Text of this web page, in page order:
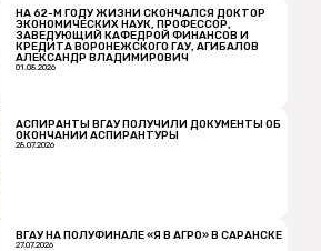
НА 62-М ГОДУ ЖИЗНИ СКОНЧАЛСЯ ДОКТОР
ЭКОНОМИЧЕСКИХ НАУК, ПРОФЕССОР,
ЗАВЕДУЮЩИЙ КАФЕДРОЙ ФИНАНСОВ И
КРЕДИТА ВОРОНЕЖСКОГО ГАУ, АГИБАЛОВ
АЛЕКСАНДР ВЛАДИМИРОВИЧ
01.08.2026
АСПИРАНТЫ ВГАУ ПОЛУЧИЛИ ДОКУМЕНТЫ ОБ
ОКОНЧАНИИ АСПИРАНТУРЫ
28.07.2026
ВГАУ НА ПОЛУФИНАЛЕ «Я В АГРО» В САРАНСКЕ
27.07.2026